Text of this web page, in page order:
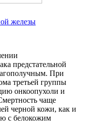
железы
предстательной
При
третьей группы
онкоопухоли и
чаще
черной кожи, как и
с белокожим